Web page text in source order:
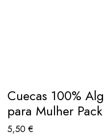
Cuecas 100%
para Mulher
5,50€